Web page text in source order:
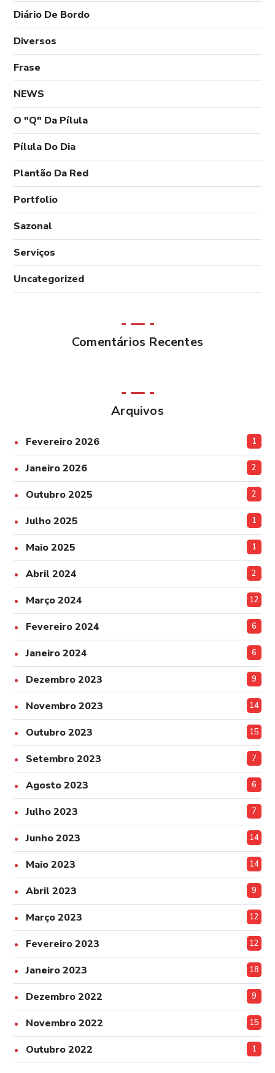
Diário De Bordo
Diversos
Frase
NEWS
O "Q" Da Pílula
Pílula Do Dia
Plantão Da Red
Portfolio
Sazonal
Serviços
Uncategorized
Comentários Recentes
Arquivos
Fevereiro 2026 1
Janeiro 2026 2
Outubro 2025 2
Julho 2025 1
Maio 2025 1
Abril 2024 2
Março 2024 12
Fevereiro 2024 6
Janeiro 2024 6
Dezembro 2023 9
Novembro 2023 14
Outubro 2023 15
Setembro 2023 7
Agosto 2023 6
Julho 2023 7
Junho 2023 14
Maio 2023 14
Abril 2023 9
Março 2023 12
Fevereiro 2023 12
Janeiro 2023 18
Dezembro 2022 9
Novembro 2022 15
Outubro 2022 1